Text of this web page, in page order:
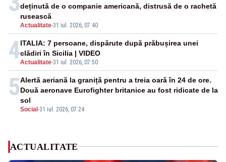
Actualitate-31 iul. 2026, 07:40
deținută de o companie americană, distrusă de o rachetă
rusească
4Actualitate-31 iul. 2026, 07:50
ITALIA: 7 persoane, dispărute după prăbușirea unei
clădiri în Sicilia | VIDEO
5
Social-31 iul. 2026, 07:24
Alertă aeriană la graniță pentru a treia oară în 24 de ore.
Două aeronave Eurofighter britanice au fost ridicate de la
sol
ACTUALITATE